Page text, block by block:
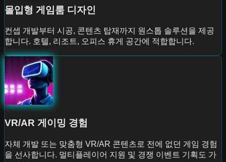
몰입형 게임룸 디자인
컨셉 개발부터 시공, 콘텐츠 탑재까지 원스톱 솔루션을 제공
합니다. 호텔, 리조트, 오피스 휴게 공간에 적합합니다.
VR/AR 게이밍 경험
자체 개발 또는 맞춤형 VR/AR 콘텐츠로 전에 없던 게임 경험
을 선사합니다. 멀티플레이어 지원 및 경쟁 이벤트 기획도 가